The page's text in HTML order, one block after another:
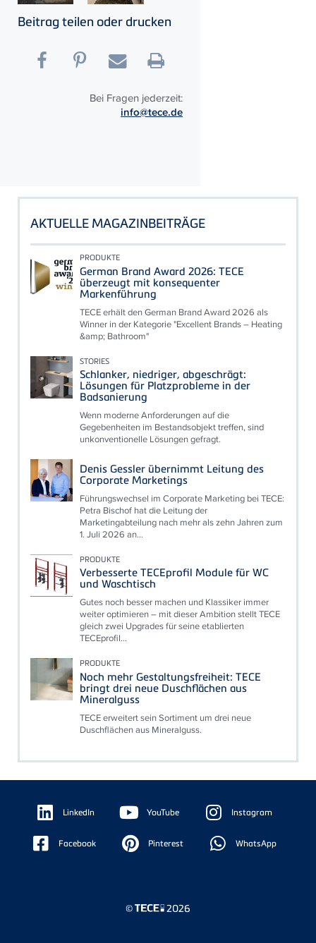
Beitrag teilen oder drucken
Bei Fragen jederzeit:
info@tece.de
AKTUELLE MAGAZINBEITRÄGE
PRODUKTE
German Brand Award 2026: TECE
überzeugt mit konsequenter
Markenführung
TECE erhält den German Brand Award 2026 als
Winner in der Kategorie "Excellent Brands – Heating
&amp; Bathroom"
STORIES
Schlanker, niedriger, abgeschrägt:
Lösungen für Platzprobleme in der
Badsanierung
Wenn moderne Anforderungen auf die
Gegebenheiten im Bestandsobjekt treffen, sind
unkonventionelle Lösungen gefragt.
Denis Gessler übernimmt Leitung des
Corporate Marketings
Führungswechsel im Corporate Marketing bei TECE:
Petra Bischof hat die Leitung der
Marketingabteilung nach mehr als zehn Jahren zum
1. Juli 2026 an...
PRODUKTE
Verbesserte TECEprofil Module für WC
und Waschtisch
Gutes noch besser machen und Klassiker immer
weiter optimieren – mit dieser Ambition stellt TECE
gleich zwei Upgrades für seine etablierten
TECEprofil...
PRODUKTE
Noch mehr Gestaltungsfreiheit: TECE
bringt drei neue Duschflächen aus
Mineralguss
TECE erweitert sein Sortiment um drei neue
Duschflächen aus Mineralguss.
Floating
Sidebar LinkedIn YouTube Instagram
Facebook Pinterest WhatsApp
© 2026